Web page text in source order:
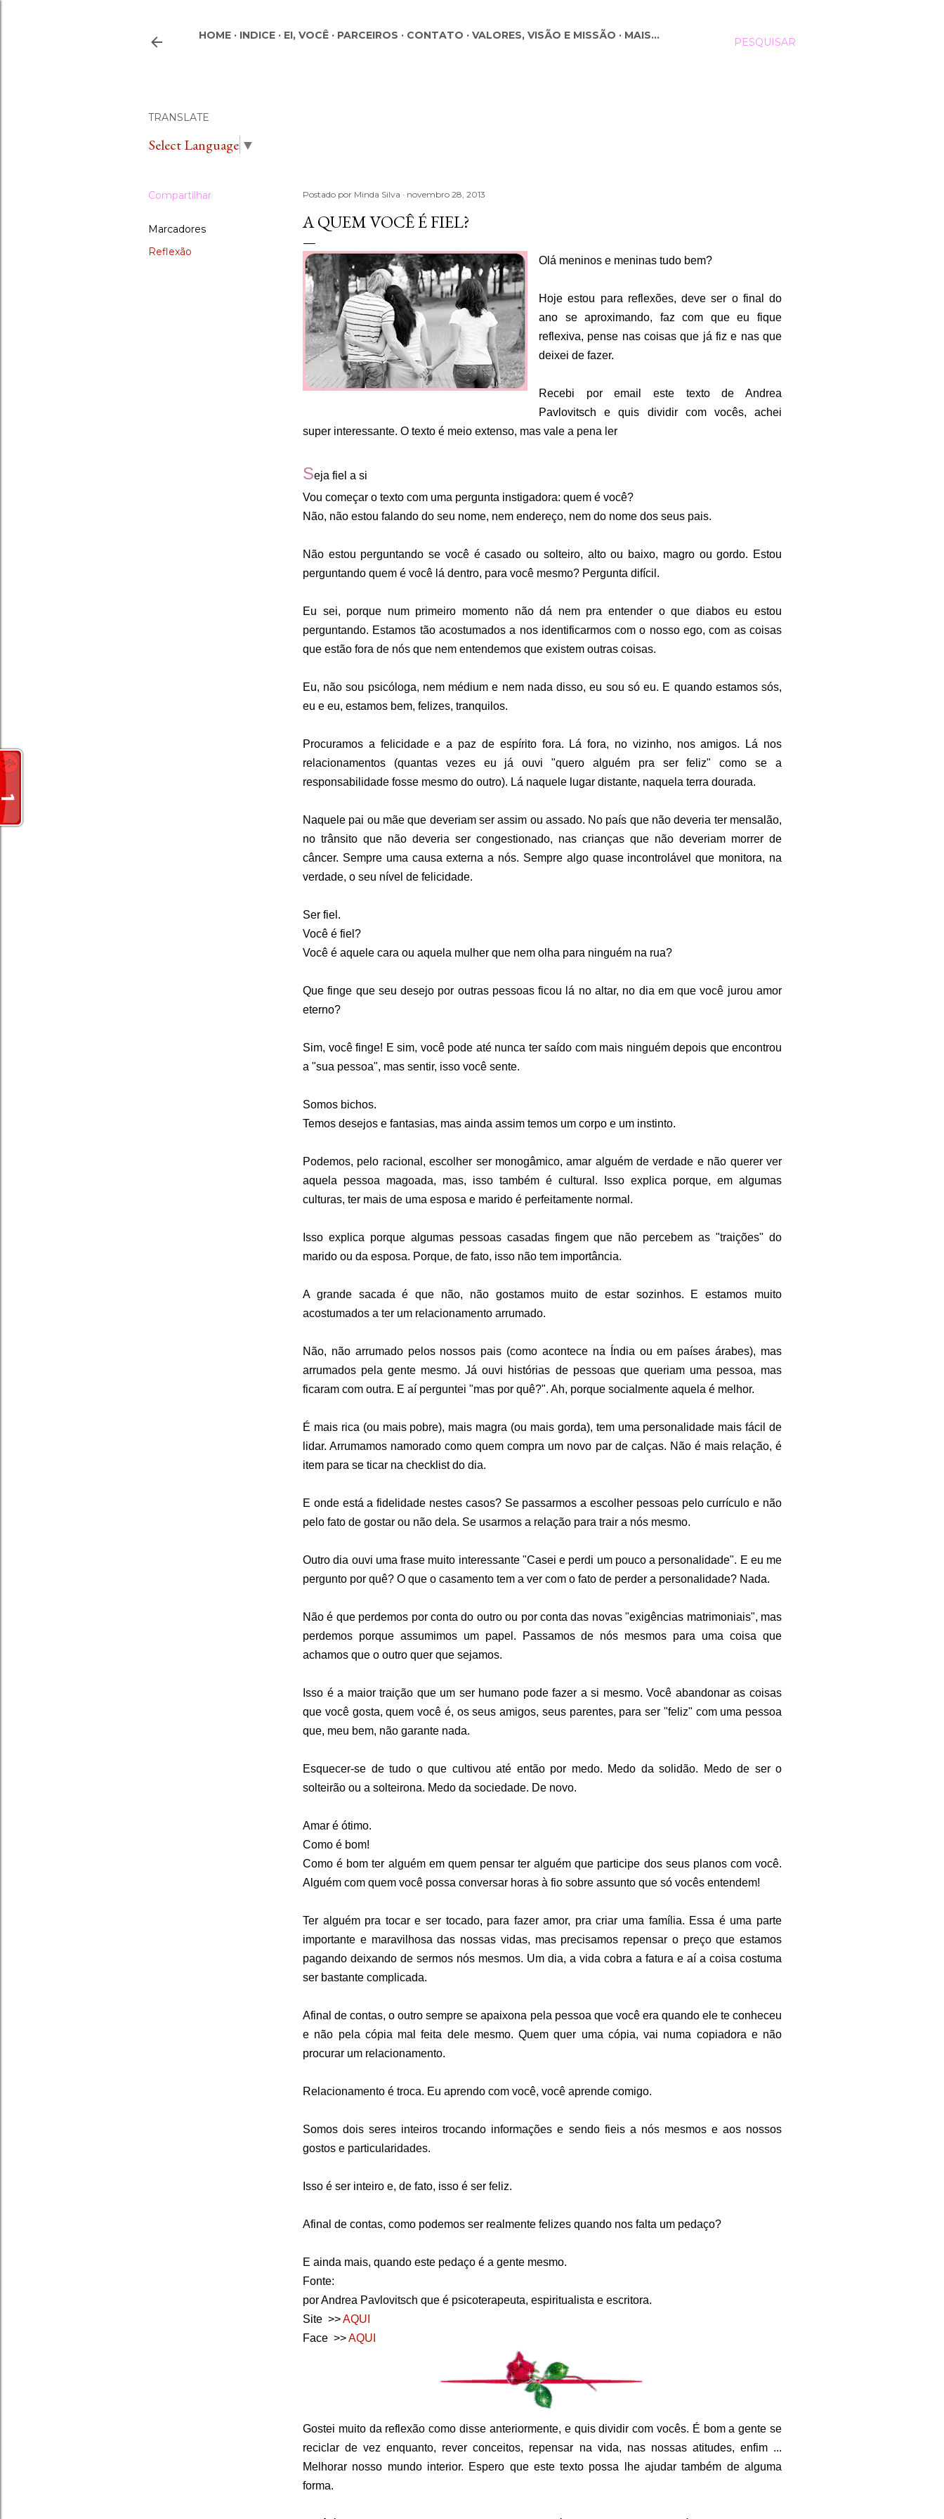
PESQUISAR
HOME INDICE EI, VOCÊ PARCEIROS CONTATO VALORES, VISÃO E MISSÃO MAIS…
TRANSLATE
Select Language ▼
Compartilhar
Marcadores
Reflexão
Postado por Minda Silva novembro 28, 2013
A QUEM VOCÊ É FIEL?
Olá meninos e meninas tudo bem?
Hoje estou para reflexões, deve ser o final do
ano se aproximando, faz com que eu fique
reflexiva, pense nas coisas que já fiz e nas que
deixei de fazer.
Recebi por email este texto de Andrea
Pavlovitsch e quis dividir com vocês, achei
super interessante. O texto é meio extenso, mas vale a pena ler
Seja fiel a si
Vou começar o texto com uma pergunta instigadora: quem é você?
Não, não estou falando do seu nome, nem endereço, nem do nome dos seus pais.
Não estou perguntando se você é casado ou solteiro, alto ou baixo, magro ou gordo. Estou
perguntando quem é você lá dentro, para você mesmo? Pergunta difícil.
Eu sei, porque num primeiro momento não dá nem pra entender o que diabos eu estou
perguntando. Estamos tão acostumados a nos identificarmos com o nosso ego, com as coisas
que estão fora de nós que nem entendemos que existem outras coisas.
Eu, não sou psicóloga, nem médium e nem nada disso, eu sou só eu. E quando estamos sós,
eu e eu, estamos bem, felizes, tranquilos.
Procuramos a felicidade e a paz de espírito fora. Lá fora, no vizinho, nos amigos. Lá nos
relacionamentos (quantas vezes eu já ouvi "quero alguém pra ser feliz" como se a
responsabilidade fosse mesmo do outro). Lá naquele lugar distante, naquela terra dourada.
Naquele pai ou mãe que deveriam ser assim ou assado. No país que não deveria ter mensalão,
no trânsito que não deveria ser congestionado, nas crianças que não deveriam morrer de
câncer. Sempre uma causa externa a nós. Sempre algo quase incontrolável que monitora, na
verdade, o seu nível de felicidade.
Ser fiel.
Você é fiel?
Você é aquele cara ou aquela mulher que nem olha para ninguém na rua?
Que finge que seu desejo por outras pessoas ficou lá no altar, no dia em que você jurou amor
eterno?
Sim, você finge! E sim, você pode até nunca ter saído com mais ninguém depois que encontrou
a "sua pessoa", mas sentir, isso você sente.
Somos bichos.
Temos desejos e fantasias, mas ainda assim temos um corpo e um instinto.
Podemos, pelo racional, escolher ser monogâmico, amar alguém de verdade e não querer ver
aquela pessoa magoada, mas, isso também é cultural. Isso explica porque, em algumas
culturas, ter mais de uma esposa e marido é perfeitamente normal.
Isso explica porque algumas pessoas casadas fingem que não percebem as "traições" do
marido ou da esposa. Porque, de fato, isso não tem importância.
A grande sacada é que não, não gostamos muito de estar sozinhos. E estamos muito
acostumados a ter um relacionamento arrumado.
Não, não arrumado pelos nossos pais (como acontece na Índia ou em países árabes), mas
arrumados pela gente mesmo. Já ouvi histórias de pessoas que queriam uma pessoa, mas
ficaram com outra. E aí perguntei "mas por quê?". Ah, porque socialmente aquela é melhor.
É mais rica (ou mais pobre), mais magra (ou mais gorda), tem uma personalidade mais fácil de
lidar. Arrumamos namorado como quem compra um novo par de calças. Não é mais relação, é
item para se ticar na checklist do dia.
E onde está a fidelidade nestes casos? Se passarmos a escolher pessoas pelo currículo e não
pelo fato de gostar ou não dela. Se usarmos a relação para trair a nós mesmo.
Outro dia ouvi uma frase muito interessante "Casei e perdi um pouco a personalidade". E eu me
pergunto por quê? O que o casamento tem a ver com o fato de perder a personalidade? Nada.
Não é que perdemos por conta do outro ou por conta das novas "exigências matrimoniais", mas
perdemos porque assumimos um papel. Passamos de nós mesmos para uma coisa que
achamos que o outro quer que sejamos.
Isso é a maior traição que um ser humano pode fazer a si mesmo. Você abandonar as coisas
que você gosta, quem você é, os seus amigos, seus parentes, para ser "feliz" com uma pessoa
que, meu bem, não garante nada.
Esquecer-se de tudo o que cultivou até então por medo. Medo da solidão. Medo de ser o
solteirão ou a solteirona. Medo da sociedade. De novo.
Amar é ótimo.
Como é bom!
Como é bom ter alguém em quem pensar ter alguém que participe dos seus planos com você.
Alguém com quem você possa conversar horas à fio sobre assunto que só vocês entendem!
Ter alguém pra tocar e ser tocado, para fazer amor, pra criar uma família. Essa é uma parte
importante e maravilhosa das nossas vidas, mas precisamos repensar o preço que estamos
pagando deixando de sermos nós mesmos. Um dia, a vida cobra a fatura e aí a coisa costuma
ser bastante complicada.
Afinal de contas, o outro sempre se apaixona pela pessoa que você era quando ele te conheceu
e não pela cópia mal feita dele mesmo. Quem quer uma cópia, vai numa copiadora e não
procurar um relacionamento.
Relacionamento é troca. Eu aprendo com você, você aprende comigo.
Somos dois seres inteiros trocando informações e sendo fieis a nós mesmos e aos nossos
gostos e particularidades.
Isso é ser inteiro e, de fato, isso é ser feliz.
Afinal de contas, como podemos ser realmente felizes quando nos falta um pedaço?
E ainda mais, quando este pedaço é a gente mesmo.
Fonte:
por Andrea Pavlovitsch que é psicoterapeuta, espiritualista e escritora.
Site >>AQUI
Face >>AQUI
Gostei muito da reflexão como disse anteriormente, e quis dividir com vocês. É bom a gente se
reciclar de vez enquanto, rever conceitos, repensar na vida, nas nossas atitudes, enfim ...
Melhorar nosso mundo interior. Espero que este texto possa lhe ajudar também de alguma
forma.